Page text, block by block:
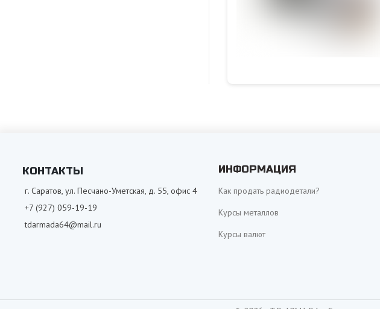
КОНТАКТЫ
г. Саратов, ул. Песчано-Уметская, д. 55, офис 4
+7 (927) 059-19-19
tdarmada64@mail.ru
ИНФОРМАЦИЯ
Как продать радиодетали?
Курсы металлов
Курсы валют